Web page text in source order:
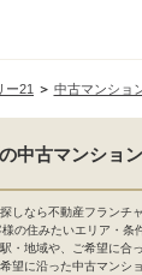
ー21 中古マンショ
中古マンショ
しなら不動産フランチ
の住みたいエリア・条
・地域や、ご希望に合
望に沿った中古マンシ